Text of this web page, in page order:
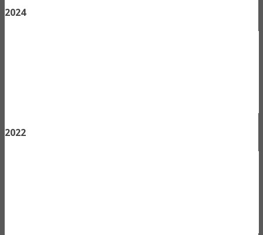
2024
2022